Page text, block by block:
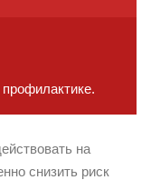
на
снизить риск